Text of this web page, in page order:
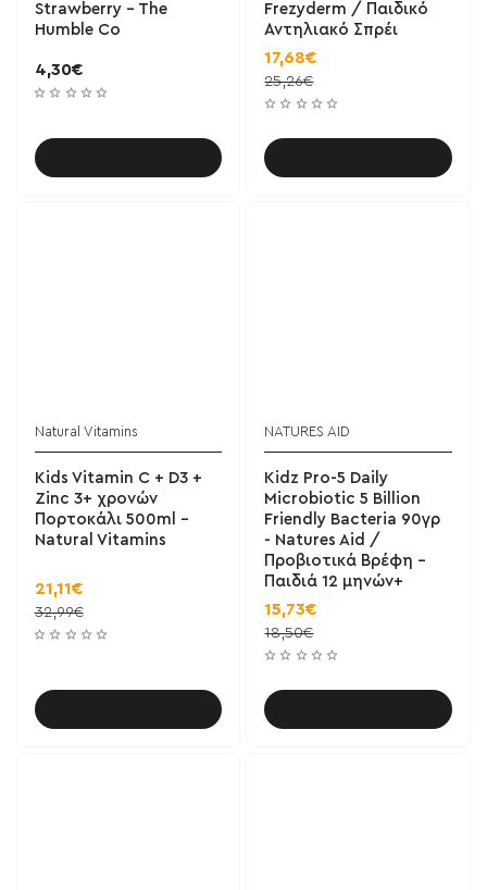
Strawberry - The
Humble Co
4,30€
Frezyderm / Παιδικό
Αντηλιακό Σπρέι
17,68€
25,26€
Natural Vitamins
Kids Vitamin C + D3 +
Zinc 3+ χρονών
Πορτοκάλι 500ml -
Natural Vitamins
21,11€
32,99€
NATURES AID
Kidz Pro-5 Daily
Microbiotic 5 Billion
Friendly Bacteria 90γρ
- Natures Aid /
Προβιοτικά Βρέφη -
Παιδιά 12 μηνών+
15,73€
18,50€